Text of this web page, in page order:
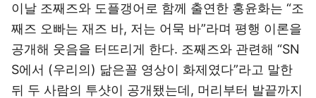
이날 조째즈와 도플갱어로 함께 출연한 홍윤화는 “조
째즈 오빠는 재즈 바, 저는 어묵 바”라며 평행 이론을
공개해 웃음을 터뜨리게 한다. 조째즈와 관련해 “SN
S에서 (우리의) 닮은꼴 영상이 화제였다”라고 말한
뒤 두 사람의 투샷이 공개됐는데, 머리부터 발끝까지